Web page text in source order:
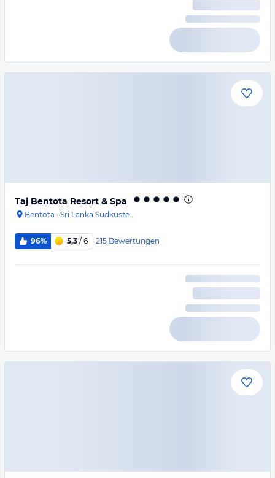
Taj Bentota Resort & Spa
Bentota · Sri Lanka Südküste
96% 5,3 / 6 215 Bewertungen